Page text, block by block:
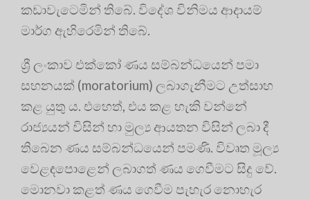
කඩාවැටෙමින් තිබේ. විදේශ විනිමය ආදායම්
මාර්ග ඇහිරෙමින් තිබේ.
ශ්‍රී ලංකාව එක්කෝ ණය සම්බන්ධයෙන් පමා
සහනයක් (moratorium) ලබාගැනීමට උත්සාහ
කළ යුතු ය. එහෙත්, එය කළ හැකි වන්නේ
රාජ්‍යයන් විසින් හා මුල්‍ය ආයතන විසින් ලබා දී
තිබෙන ණය සම්බන්ධයෙන් පමණි. විවෘත මූල්‍ය
වෙළඳපොළෙන් ලබාගත් ණය ගෙවීමට සිදු වේ.
මොනවා කළත් ණය ගෙවීම පැහැර නොහැර